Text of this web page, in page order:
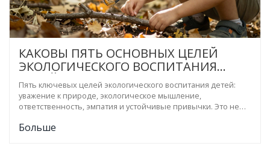
КАКОВЫ ПЯТЬ ОСНОВНЫХ ЦЕЛЕЙ
ЭКОЛОГИЧЕСКОГО ВОСПИТАНИЯ
ДЕТЕЙ
Пять ключевых целей экологического воспитания детей:
уважение к природе, экологическое мышление,
ответственность, эмпатия и устойчивые привычки. Это не
Больше